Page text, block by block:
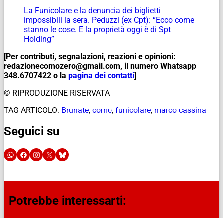
La Funicolare e la denuncia dei biglietti
impossibili la sera. Peduzzi (ex Cpt): “Ecco come
stanno le cose. E la proprietà oggi è di Spt
Holding”
[Per contributi, segnalazioni, reazioni e opinioni:
redazionecomozero@gmail.com, il numero Whatsapp
348.6707422 o la pagina dei contatti]
© RIPRODUZIONE RISERVATA
TAG ARTICOLO: Brunate, como, funicolare, marco cassina
Seguici su
Potrebbe interessarti: